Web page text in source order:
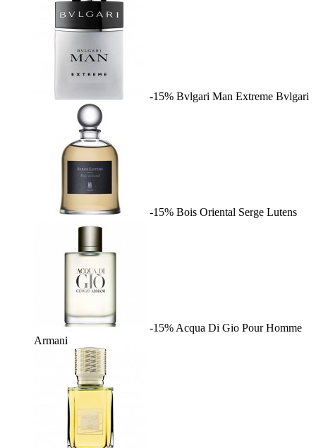
-15% Bvlgari Man Extreme Bvlgari
-15% Bois Oriental Serge Lutens
-15% Acqua Di Gio Pour Homme
Armani